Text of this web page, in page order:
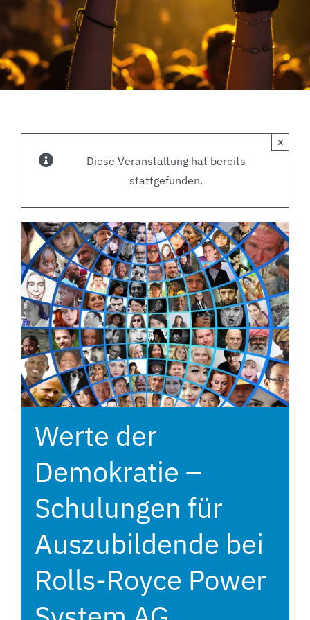
Diese Veranstaltung hat bereits
stattgefunden.
×
Werte der
Demokratie –
Schulungen für
Auszubildende bei
Rolls-Royce Power